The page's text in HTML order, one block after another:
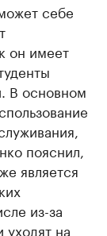
себе
он имеет
В основном
пояснил,
является
из-за
уходят на